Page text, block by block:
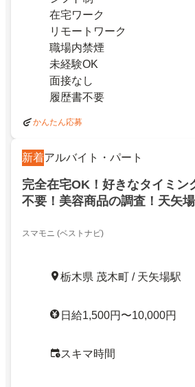
在宅ワーク
リモートワーク
職場内禁煙
未経験OK
面接なし
履歴書不要
かんたん応募
新着アルバイト・パート
完全在宅OK！好きなタイミ
不要！美容商品の調査！天矢場
スマモニ (ベストナビ)
栃木県 茂木町 / 天矢場駅
日給1,500円〜10,000円
スキマ時間